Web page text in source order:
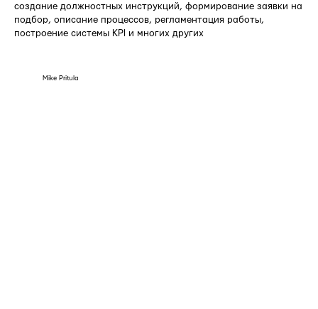
создание должностных инструкций, формирование заявки на
подбор, описание процессов, регламентация работы,
построение системы KPI и многих других
Mike Pritula